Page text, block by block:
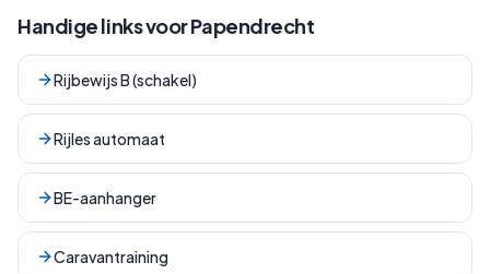
Handige links voorPapendrecht
Rijbewijs B (schakel)
Rijles automaat
BE-aanhanger
Caravantraining